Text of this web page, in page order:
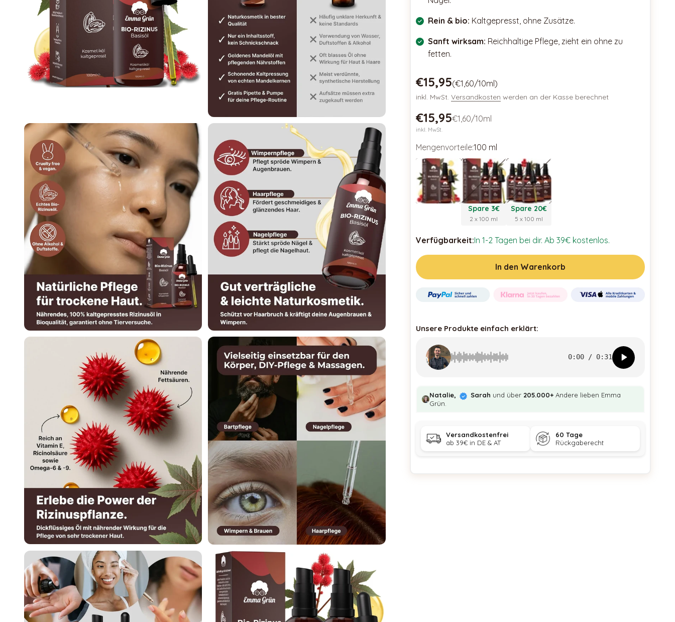
Rein & bio: Kaltgepresst, ohne Zusätze.
Sanft wirksam: Reichhaltige Pflege, zieht ein ohne zu
fetten.
Osteraktion 🐣
€15,95(€1,60/10ml)
inkl. MwSt. Versandkosten werden an der Kasse berechnet
€15,95€1,60/10ml
inkl. MwSt.
Mengenvorteile:100 ml
100 ml
2 x 100 ml
Spare 3€
2 x 100 ml
5 x 100 ml
Spare 20€
5 x 100 ml
Verfügbarkeit:In 1-2 Tagen bei dir. Ab 39€ kostenlos.
In den Warenkorb
Unsere Produkte einfach erklärt:
0:00 / 0:31
Natalie, Sarah und über 205.000+Andere lieben Emma
Grün.
Versandkostenfrei
ab 39€ in DE & AT
60 Tage
Rückgaberecht